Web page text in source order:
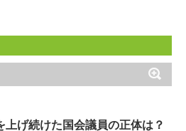
上げ続けた国会議員の正体は？